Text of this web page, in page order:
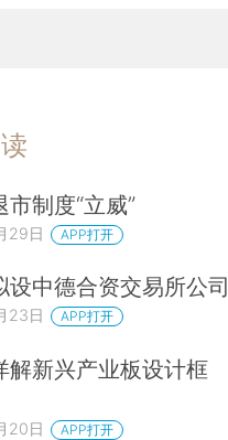
市制度“立威”
29日 APP打开
设中德合资交易所公司
23日 APP打开
解新兴产业板设计框
20日 APP打开